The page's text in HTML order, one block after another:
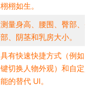
栩栩如生。
测量身高、腰围、臀部、
部、阴茎和乳房大小。
具有快速快捷方式（例如
键切换人物外观）和自定
能的替代 UI。